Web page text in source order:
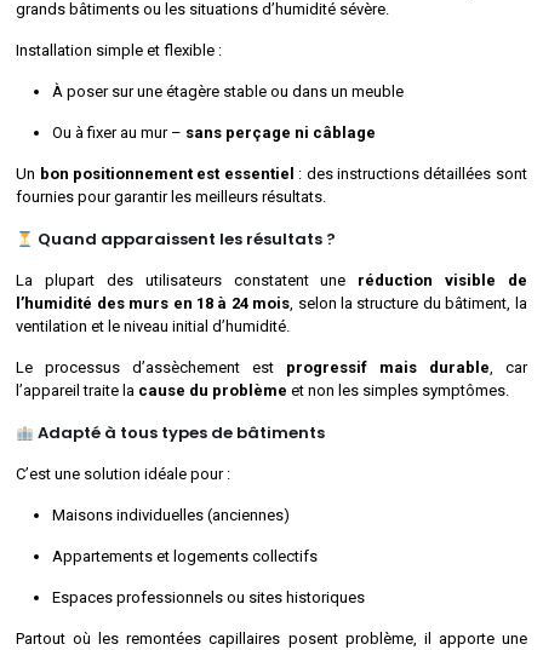
grands bâtiments ou les situations d’humidité sévère.
Installation simple et flexible :
À poser sur une étagère stable ou dans un meuble
Ou à fixer au mur – sans perçage ni câblage
Un bon positionnement est essentiel : des instructions détaillées sont
fournies pour garantir les meilleurs résultats.
Quand apparaissent les résultats ?
La plupart des utilisateurs constatent une réduction visible de
l’humidité des murs en 18 à 24 mois, selon la structure du bâtiment, la
ventilation et le niveau initial d’humidité.
Le processus d’assèchement est progressif mais durable, car
l’appareil traite la cause du problème et non les simples symptômes.
Adapté à tous types de bâtiments
C’est une solution idéale pour :
Maisons individuelles (anciennes)
Appartements et logements collectifs
Espaces professionnels ou sites historiques
Partout où les remontées capillaires posent problème, il apporte une